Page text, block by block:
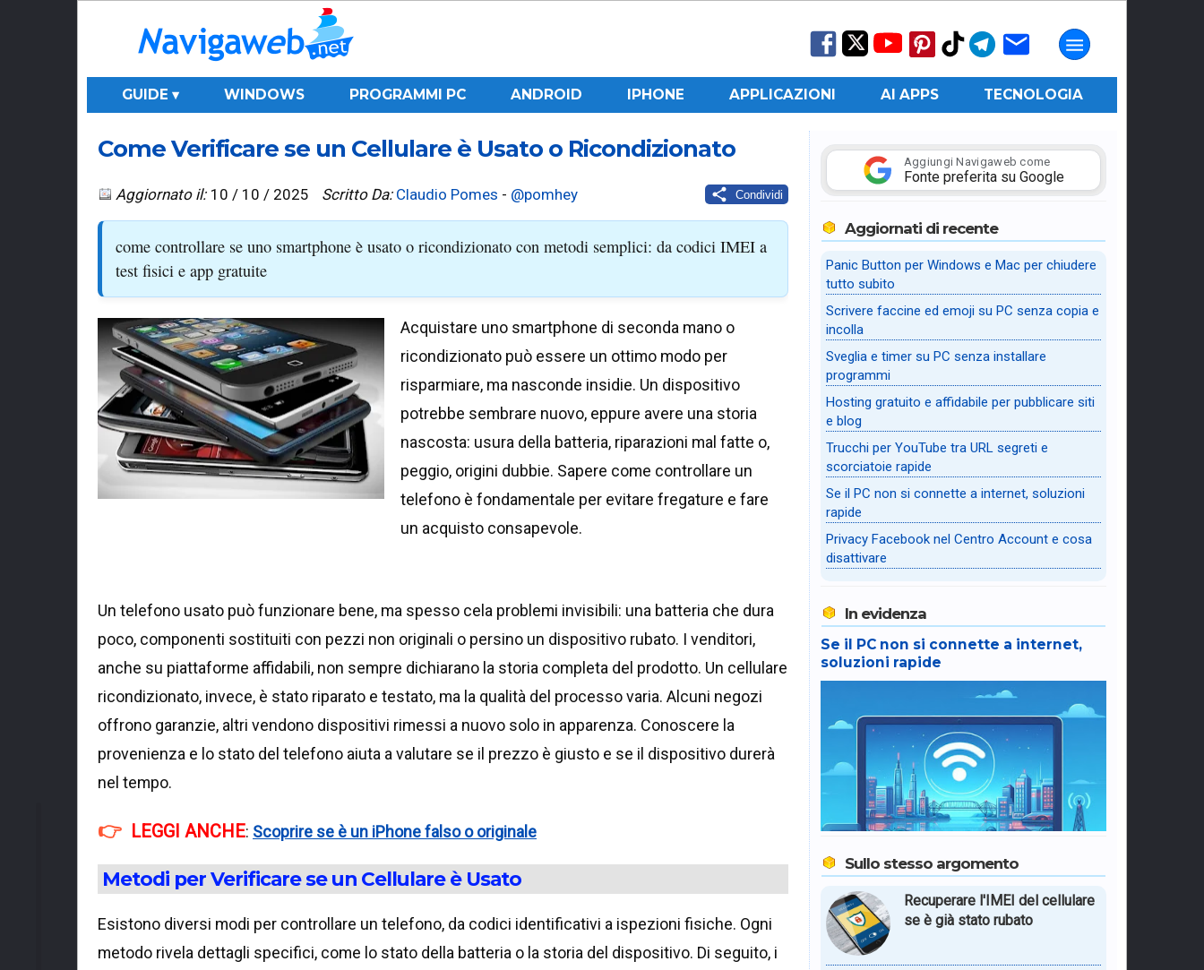
GUIDE ▾ WINDOWS PROGRAMMI PC ANDROID IPHONE APPLICAZIONI AI APPS TECNOLOGIA
Come Verificare se un Cellulare è Usato o Ricondizionato
Condividi
Aggiornato il: 10 / 10 / 2025 Scritto Da: Claudio Pomes - @pomhey
come controllare se uno smartphone è usato o ricondizionato con metodi semplici: da codici IMEI a
test fisici e app gratuite
Acquistare uno smartphone di seconda mano o
ricondizionato può essere un ottimo modo per
risparmiare, ma nasconde insidie. Un dispositivo
potrebbe sembrare nuovo, eppure avere una storia
nascosta: usura della batteria, riparazioni mal fatte o,
peggio, origini dubbie. Sapere come controllare un
telefono è fondamentale per evitare fregature e fare
un acquisto consapevole.
Un telefono usato può funzionare bene, ma spesso cela problemi invisibili: una batteria che dura
poco, componenti sostituiti con pezzi non originali o persino un dispositivo rubato. I venditori,
anche su piattaforme affidabili, non sempre dichiarano la storia completa del prodotto. Un cellulare
ricondizionato, invece, è stato riparato e testato, ma la qualità del processo varia. Alcuni negozi
offrono garanzie, altri vendono dispositivi rimessi a nuovo solo in apparenza. Conoscere la
provenienza e lo stato del telefono aiuta a valutare se il prezzo è giusto e se il dispositivo durerà
nel tempo.
LEGGI ANCHE: Scoprire se è un iPhone falso o originale
Metodi per Verificare se un Cellulare è Usato
Esistono diversi modi per controllare un telefono, da codici identificativi a ispezioni fisiche. Ogni
metodo rivela dettagli specifici, come lo stato della batteria o la storia del dispositivo. Di seguito, i
Aggiungi Navigaweb come
Fonte preferita su Google
Aggiornati di recente
Panic Button per Windows e Mac per chiudere
tutto subito
Scrivere faccine ed emoji su PC senza copia e
incolla
Sveglia e timer su PC senza installare
programmi
Hosting gratuito e affidabile per pubblicare siti
e blog
Trucchi per YouTube tra URL segreti e
scorciatoie rapide
Se il PC non si connette a internet, soluzioni
rapide
Privacy Facebook nel Centro Account e cosa
disattivare
In evidenza
Se il PC non si connette a internet,
soluzioni rapide
Sullo stesso argomento
Recuperare l'IMEI del cellulare
se è già stato rubato